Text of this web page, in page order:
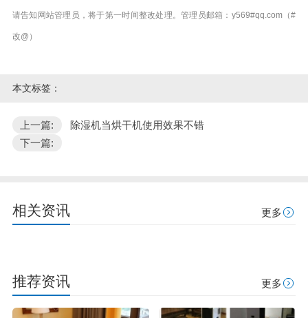
请告知网站管理员，将于第一时间整改处理。管理员邮箱：y569#qq.com（#
改@）
本文标签：
上一篇:
除湿机当烘干机使用效果不错
下一篇:
相关资讯 更多
推荐资讯 更多